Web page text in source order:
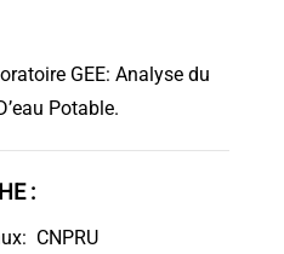
GEE: Analyse du
Potable.
:
CNPRU